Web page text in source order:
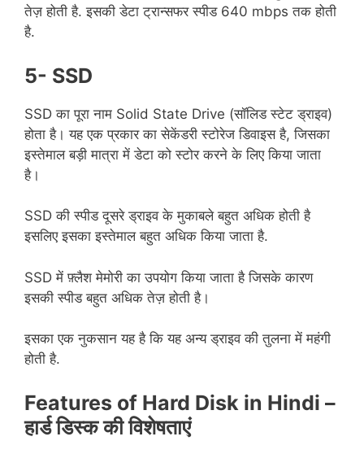
तेज़ होती है. इसकी डेटा ट्रान्सफर स्पीड 640 mbps तक होती
है.
5- SSD
SSD का पूरा नाम Solid State Drive (सॉलिड स्टेट ड्राइव)
होता है। यह एक प्रकार का सेकेंडरी स्टोरेज डिवाइस है, जिसका
इस्तेमाल बड़ी मात्रा में डेटा को स्टोर करने के लिए किया जाता
है।
SSD की स्पीड दूसरे ड्राइव के मुकाबले बहुत अधिक होती है
इसलिए इसका इस्तेमाल बहुत अधिक किया जाता है.
SSD में फ़्लैश मेमोरी का उपयोग किया जाता है जिसके कारण
इसकी स्पीड बहुत अधिक तेज़ होती है।
इसका एक नुकसान यह है कि यह अन्य ड्राइव की तुलना में महंगी
होती है.
Features of Hard Disk in Hindi –
हार्ड डिस्क की विशेषताएं